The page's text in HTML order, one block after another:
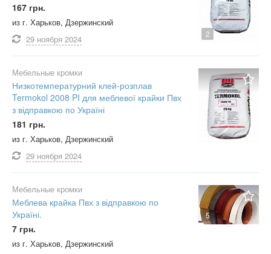
2
167 грн.
из г. Харьков, Дзержинский
29 ноября 2024
Мебельные кромки
Низкотемпературний клей-розплав
Termokol 2008 PI для меблевої крайки Пвх
з відправкою по Україні
181 грн.
из г. Харьков, Дзержинский
29 ноября 2024
5
Мебельные кромки
Меблева крайка Пвх з відправкою по
Україні.
7 грн.
из г. Харьков, Дзержинский